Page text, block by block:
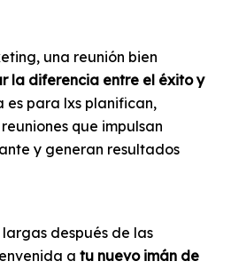
una reunión bien
la diferencia entre el éxito y
es para lxs planifican,
que impulsan
y generan resultados
después de las
a tu nuevo imán de